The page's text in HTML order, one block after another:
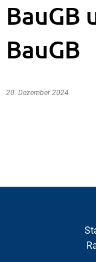
BauGB
BauGB
20. Dezember 2024